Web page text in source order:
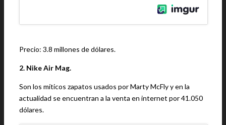
Precio: 3.8 millones de dólares.
2. Nike Air Mag.
Son los míticos zapatos usados por Marty McFly y en la
actualidad se encuentran a la venta en internet por 41.050
dólares.